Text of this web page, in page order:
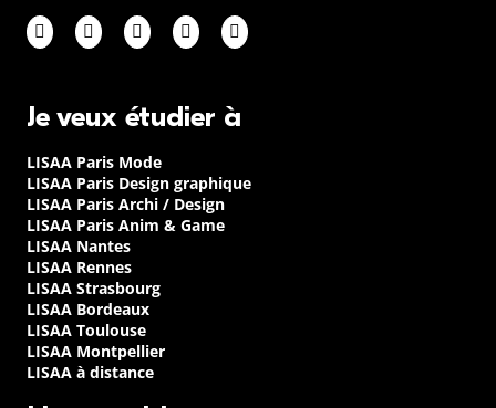
Je veux étudier à
LISAA Paris Mode
LISAA Paris Design graphique
LISAA Paris Archi / Design
LISAA Paris Anim & Game
LISAA Nantes
LISAA Rennes
LISAA Strasbourg
LISAA Bordeaux
LISAA Toulouse
LISAA Montpellier
LISAA à distance